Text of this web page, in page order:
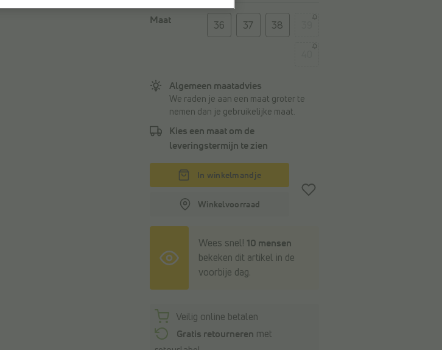
Maat
36 37 38
Algemeen maatadvies
We raden je aan een maat groter te
nemen dan je gebruikelijke maat.
Kies een maat om de
leveringstermijn te zien
In winkelmandje
Winkelvoorraad
Wees snel! 10 mensen
bekeken dit artikel in de
voorbije dag.
Veilig online betalen
Gratis retourneren met